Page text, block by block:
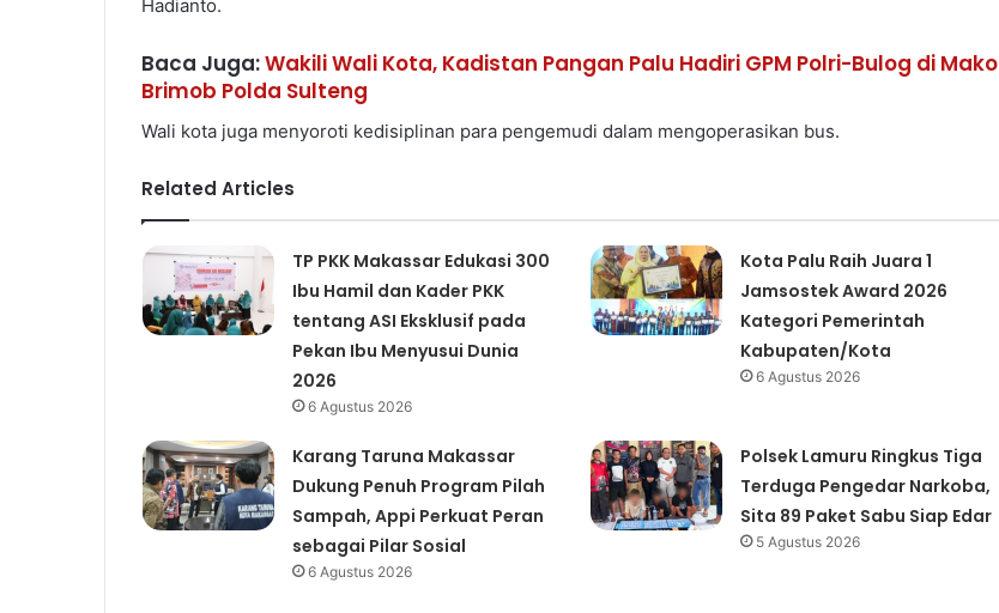
Hadianto.
Baca Juga:Wakili Wali Kota, Kadistan Pangan Palu Hadiri GPM Polri-Bulog di Mako
Brimob Polda Sulteng
Wali kota juga menyoroti kedisiplinan para pengemudi dalam mengoperasikan bus.
Related Articles
TP PKK Makassar Edukasi 300
Ibu Hamil dan Kader PKK
tentang ASI Eksklusif pada
Pekan Ibu Menyusui Dunia
2026
6 Agustus 2026
Kota Palu Raih Juara 1
Jamsostek Award 2026
Kategori Pemerintah
Kabupaten/Kota
6 Agustus 2026
Karang Taruna Makassar
Dukung Penuh Program Pilah
Sampah, Appi Perkuat Peran
sebagai Pilar Sosial
6 Agustus 2026
Polsek Lamuru Ringkus Tiga
Terduga Pengedar Narkoba,
Sita 89 Paket Sabu Siap Edar
5 Agustus 2026